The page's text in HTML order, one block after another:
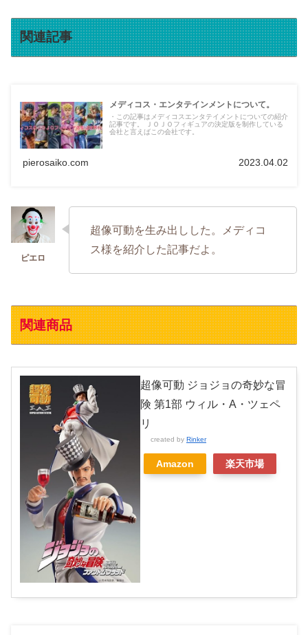
関連記事
メディコス・エンタテインメントについて。
・この記事はメディコスエンタテイメントについての紹介
記事です。 ＪＯＪＯフィギュアの決定版を制作している
会社と言えばこの会社です。
pierosaiko.com 2023.04.02
超像可動を生み出しした。メディコ
ス様を紹介した記事だよ。
関連商品
超像可動 ジョジョの奇妙な冒
険 第1部 ウィル・A・ツェペ
リ
created by Rinker
Amazon 楽天市場